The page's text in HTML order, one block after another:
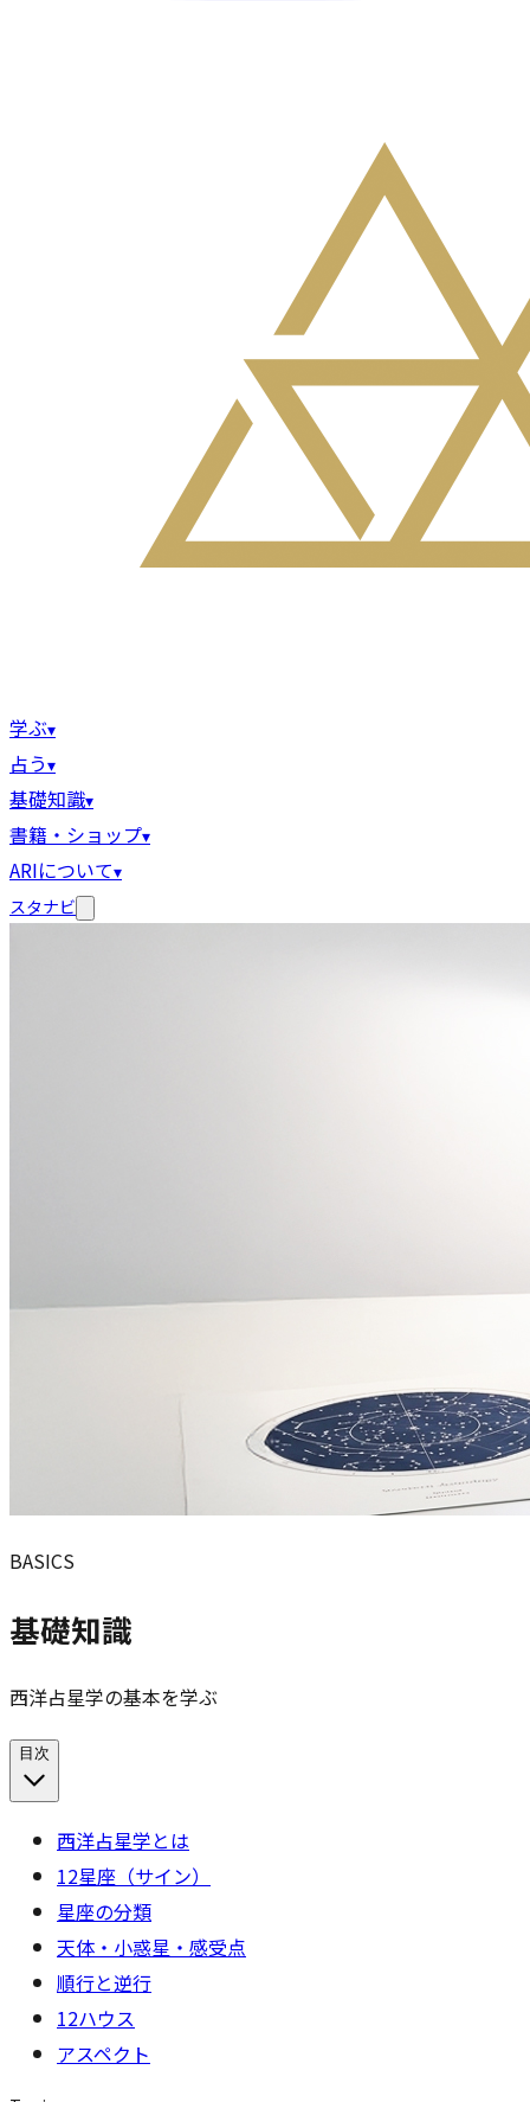
学ぶ▾
占う▾
基礎知識▾
書籍・ショップ▾
ARIについて▾
スタナビ
BASICS
基礎知識
西洋占星学の基本を学ぶ
目次
西洋占星学とは
12星座（サイン）
星座の分類
天体・小惑星・感受点
順行と逆行
12ハウス
アスペクト